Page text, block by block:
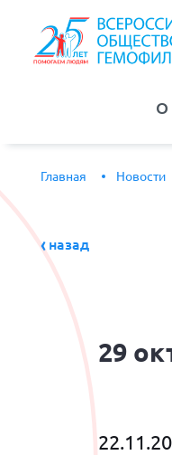
О
Главная Новости
назад
29